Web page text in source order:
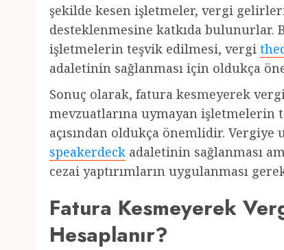
şekilde kesen işletmeler, vergi
desteklenmesine katkıda bulunurlar.
işletmelerin teşvik edilmesi, vergi
adaletinin sağlanması için oldukça
Sonuç olarak, fatura kesmeyerek
mevzuatlarına uymayan işletmelerin
açısından oldukça önemlidir.
speakerdeck adaletinin sağlanması
cezai yaptırımların uygulanması
Fatura Kesmeyerek
Hesaplanır?